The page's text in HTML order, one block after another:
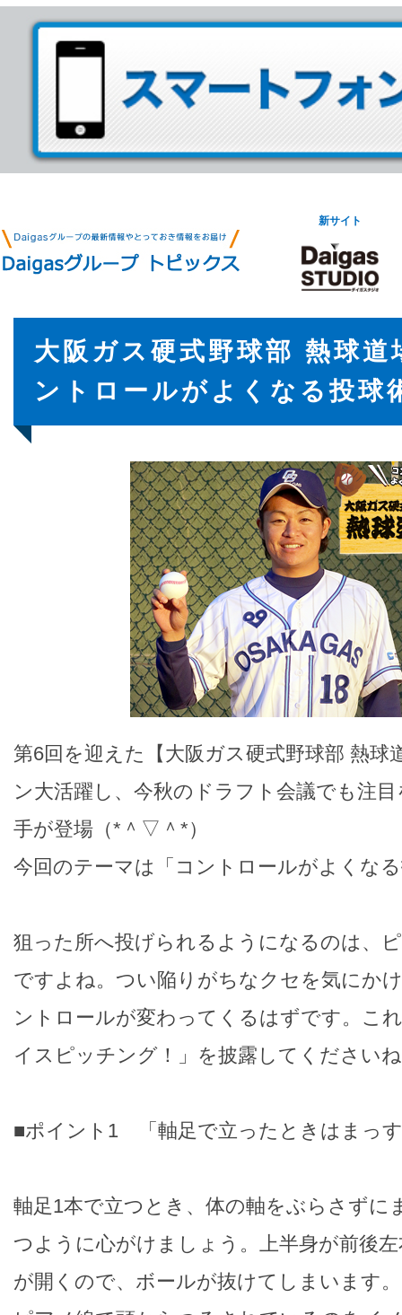
新サイト
大阪ガス硬式野球部 熱球
ントロールがよくなる投球
第6回を迎えた【大阪ガス硬式野球部 熱球
ン大活躍し、今秋のドラフト会議でも注
手が登場（*＾▽＾*）
今回のテーマは「コントロールがよくな
狙った所へ投げられるようになるのは、
ですよね。つい陥りがちなクセを気にか
ントロールが変わってくるはずです。こ
イスピッチング！」を披露してください
■ポイント1 「軸足で立ったときはまっ
軸足1本で立つとき、体の軸をぶらさずに
つように心がけましょう。上半身が前後
が開くので、ボールが抜けてしまいます。